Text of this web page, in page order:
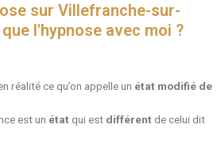
sur Villefranche-sur-
l'hypnose avec moi ?
réalité ce qu’on appelle un état modifié de
est un état qui est différent de celui dit